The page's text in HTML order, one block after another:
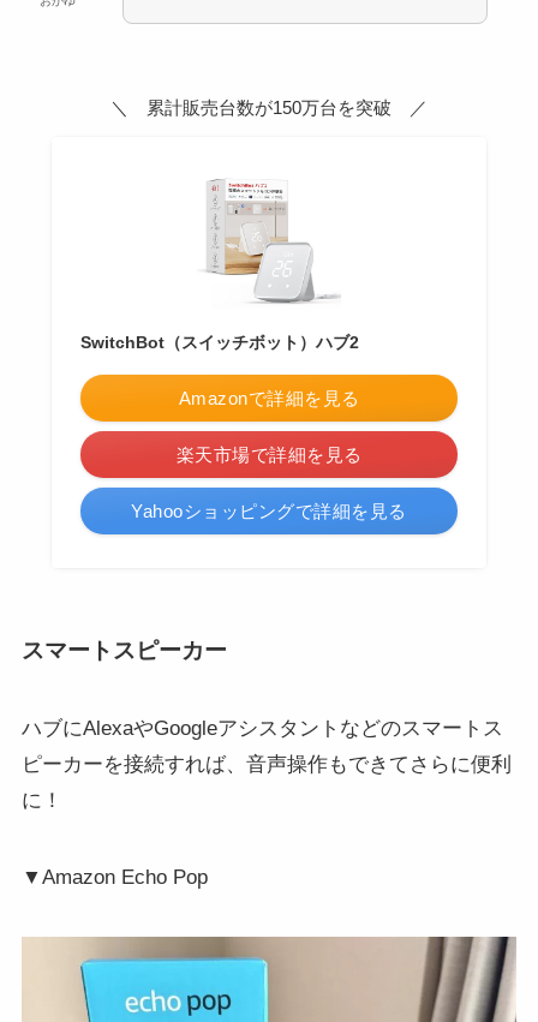
＼ 累計販売台数が150万台を突破 ／
SwitchBot（スイッチボット）ハブ2
Amazonで詳細を見る
楽天市場で詳細を見る
Yahooショッピングで詳細を見る
スマートスピーカー
ハブにAlexaやGoogleアシスタントなどのスマートス
ピーカーを接続すれば、音声操作もできてさらに便利
に！
▼Amazon Echo Pop